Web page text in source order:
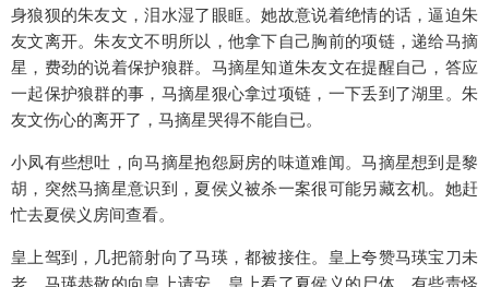
身狼狈的朱友文，泪水湿了眼眶。她故意说着绝情的话，逼迫朱
友文离开。朱友文不明所以，他拿下自己胸前的项链，递给马摘
星，费劲的说着保护狼群。马摘星知道朱友文在提醒自己，答应
一起保护狼群的事，马摘星狠心拿过项链，一下丢到了湖里。朱
友文伤心的离开了，马摘星哭得不能自已。
小凤有些想吐，向马摘星抱怨厨房的味道难闻。马摘星想到是黎
胡，突然马摘星意识到，夏侯义被杀一案很可能另藏玄机。她赶
忙去夏侯义房间查看。
皇上驾到，几把箭射向了马瑛，都被接住。皇上夸赞马瑛宝刀未
老。马瑛恭敬的向皇上请安。皇上看了夏侯义的尸体，有些责怪